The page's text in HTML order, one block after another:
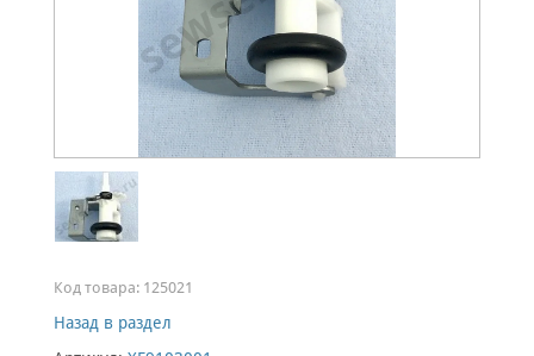
Код товара: 125021
Назад в раздел